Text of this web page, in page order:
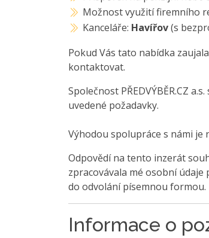
Možnost využití firemního
Kanceláře: Havířov(s
Pokud Vás tato nabídka
kontaktovat.
Společnost PŘEDVÝBĚR.CZ
uvedené požadavky.
Výhodou spolupráce s námi
Odpovědí na tento inzerát
zpracovávala mé osobní údaje
do odvolání písemnou formou.
Informace o